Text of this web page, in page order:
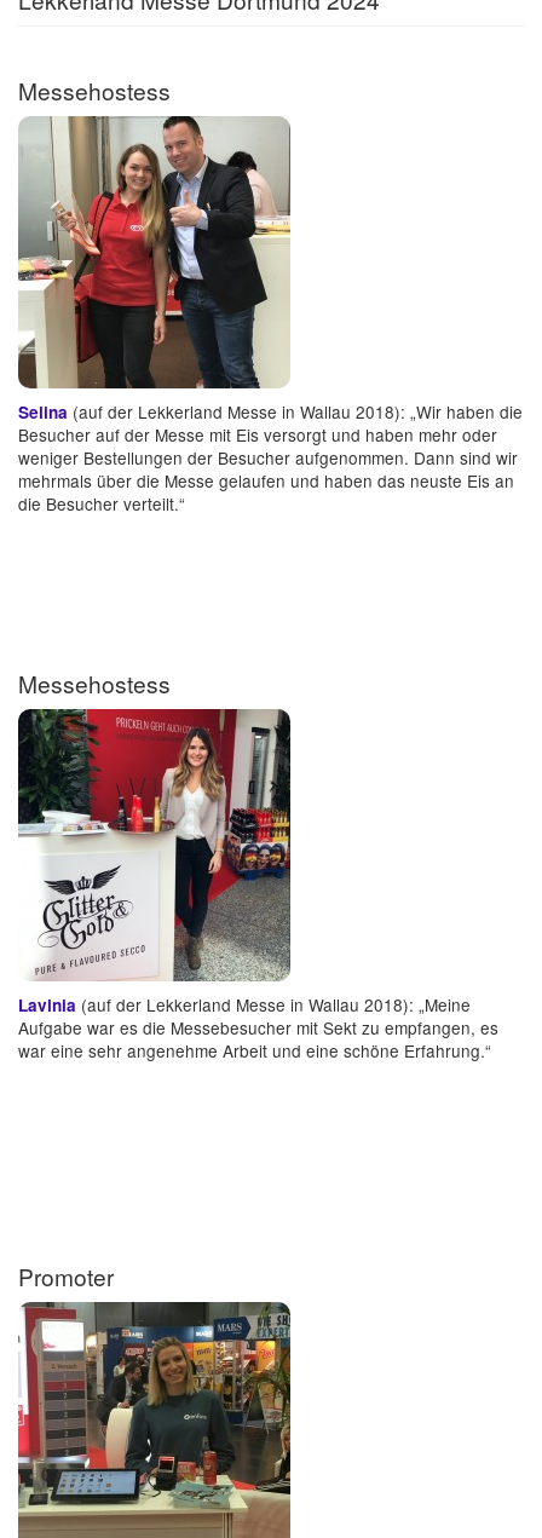
Messehostess
Selina (auf der Lekkerland Messe in Wallau 2018): „Wir haben die
Besucher auf der Messe mit Eis versorgt und haben mehr oder
weniger Bestellungen der Besucher aufgenommen. Dann sind wir
mehrmals über die Messe gelaufen und haben das neuste Eis an
die Besucher verteilt.“
Messehostess
Lavinia (auf der Lekkerland Messe in Wallau 2018): „Meine
Aufgabe war es die Messebesucher mit Sekt zu empfangen, es
war eine sehr angenehme Arbeit und eine schöne Erfahrung.“
Promoter